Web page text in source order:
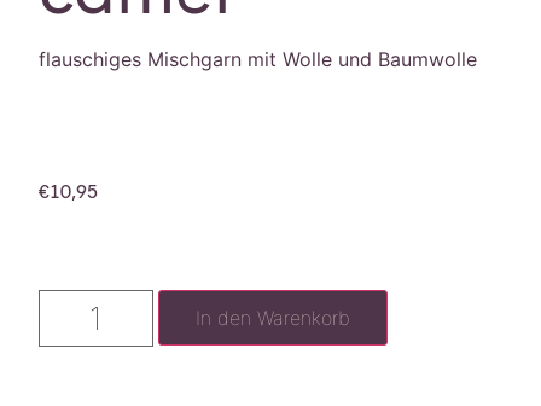
flauschiges Mischgarn mit Wolle und Baumwolle
€10,95
In den Warenkorb